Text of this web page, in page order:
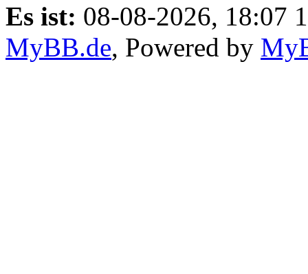
Es ist: 08-08-2026, 18:07
MyBB.de, Powered by